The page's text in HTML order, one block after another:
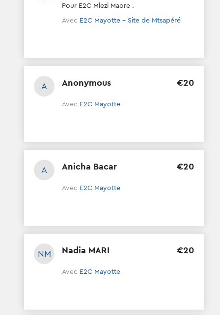
Pour E2C Mlezi Maore .
Avec E2C Mayotte - Site de Mtsapéré
A Anonymous €20
Avec E2C Mayotte
A Anicha Bacar €20
Avec E2C Mayotte
NM Nadia MARI €20
Avec E2C Mayotte